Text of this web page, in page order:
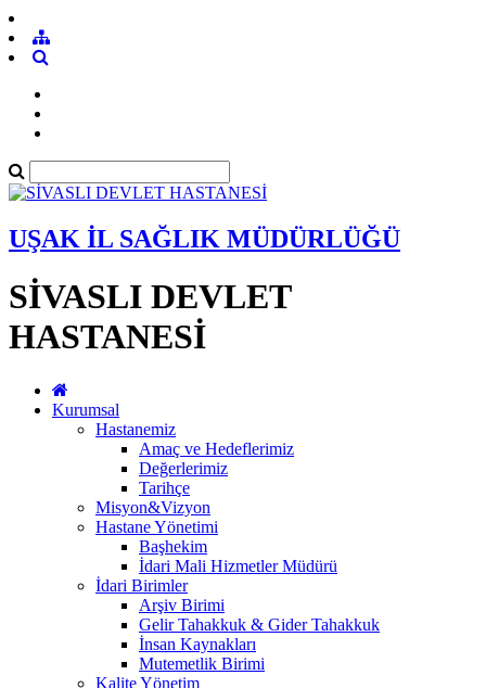
UŞAK İL SAĞLIK MÜDÜRLÜĞÜ
SİVASLI DEVLET
HASTANESİ
Kurumsal
Hastanemiz
Amaç ve Hedeflerimiz
Değerlerimiz
Tarihçe
Misyon&Vizyon
Hastane Yönetimi
Başhekim
İdari Mali Hizmetler Müdürü
İdari Birimler
Arşiv Birimi
Gelir Tahakkuk & Gider Tahakkuk
İnsan Kaynakları
Mutemetlik Birimi
Kalite Yönetim